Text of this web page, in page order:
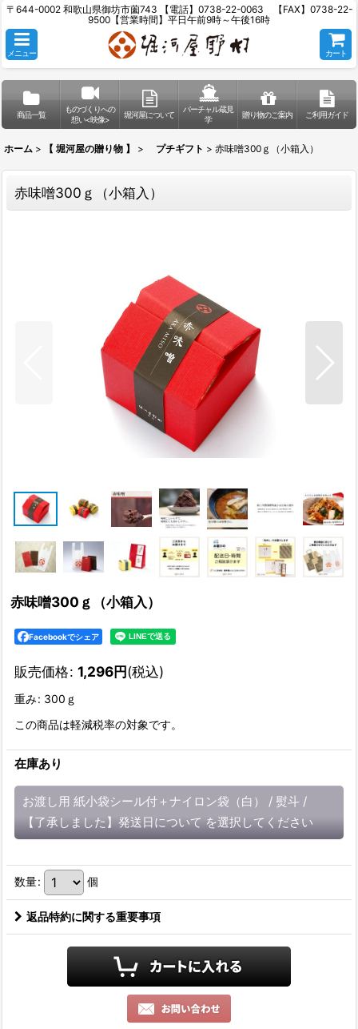
〒644-0002 和歌山県御坊市薗743 【電話】0738-22-0063 【FAX】0738-22-
9500【営業時間】平日午前9時～午後16時
メニュー カート
商品一覧
ものづくりへの
想い<映像>
堀河屋について
バーチャル蔵見
学
贈り物のご案内 ご利用ガイド
ホーム > 【 堀河屋の贈り物 】 > プチギフト > 赤味噌300ｇ（小箱入）
赤味噌300ｇ（小箱入）
赤味噌300ｇ（小箱入）
Facebookでシェア
販売価格: 1,296円(税込)
重み: 300ｇ
この商品は軽減税率の対象です。
在庫あり
お渡し用 紙小袋シール付＋ナイロン袋（白） / 熨斗 /
【了承しました】発送日について を選択してください
数量: 個
返品特約に関する重要事項